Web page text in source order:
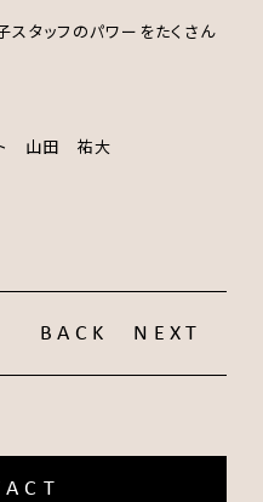
スタッフのパワーをたくさん
ト 山田 祐大
BACK NEXT